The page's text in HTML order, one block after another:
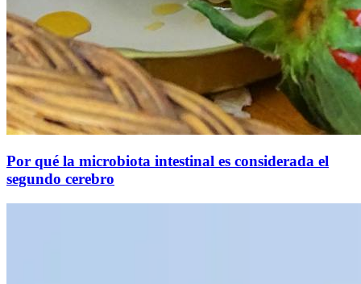
Por qué la microbiota intestinal es considerada el
segundo cerebro